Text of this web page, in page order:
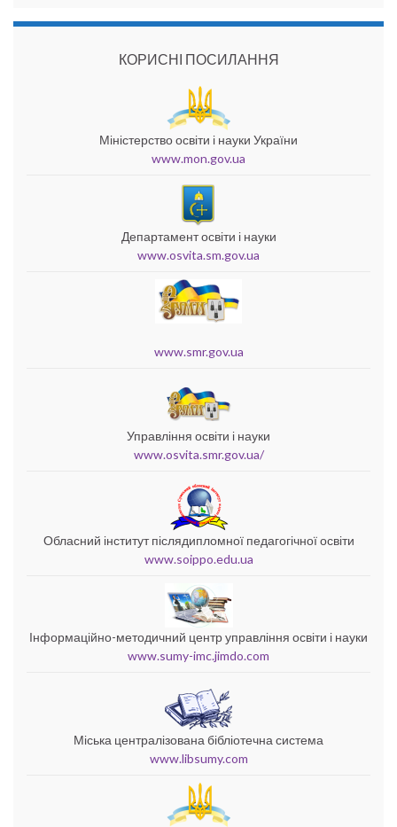
КОРИСНІ ПОСИЛАННЯ
Міністерство освіти і науки України
www.mon.gov.ua
Департамент освіти і науки
www.osvita.sm.gov.ua
www.smr.gov.ua
Управління освіти і науки
www.osvita.smr.gov.ua/
Обласний інститут післядипломної педагогічної освіти
www.soippo.edu.ua
Інформаційно-методичний центр управління освіти і науки
www.sumy-imc.jimdo.com
Міська централізована бібліотечна система
www.libsumy.com